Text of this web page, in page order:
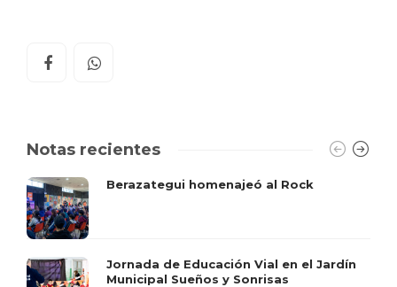
Notas recientes
Berazategui homenajeó al Rock
Jornada de Educación Vial en el Jardín
Municipal Sueños y Sonrisas